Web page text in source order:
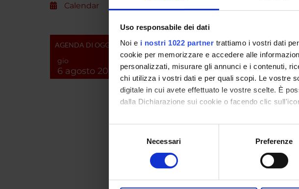
Uso responsabile dei dati
Noi e i nostri 1022 partner trattiamo i vostri dati
cookie per memorizzare e accedere alle
personalizzati, misurare gli annunci e i contenuti,
chi utilizza i vostri dati e per quali scopi. Le vostre
digitale in cui avete effettuato le vostre scelte. È
dalla Dichiarazione sui cookie o facendo clic
Con il tuo consenso, vorremmo anche:
raccogliere informazioni sulla tua posizione
digitali).
Necessari Preferenze
Calendar
AGENDA DI OGGI
gio
6 agosto 2026
Biochimica e Biologia
Proteomica strutturale,
Biochemistry & Molecular
Biochimica e Biologia
Biochemistry & Molecular
Proteomica strutturale,
Biochemistry & Molecular
Proteomica strutturale,
Biochemistry & Molecular